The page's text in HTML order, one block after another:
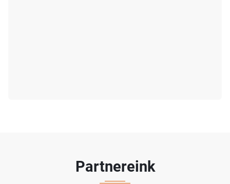
Partnereink